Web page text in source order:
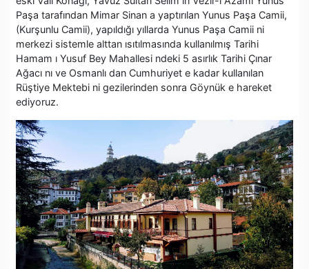
Paşa tarafından Mimar Sinan a yaptırılan Yunus Paşa Camii,
(Kurşunlu Camii), yapıldığı yıllarda Yunus Paşa Camii ni
merkezi sistemle alttan ısıtılmasında kullanılmış Tarihi
Hamam ı Yusuf Bey Mahallesi ndeki 5 asırlık Tarihi Çınar
Ağacı nı ve Osmanlı dan Cumhuriyet e kadar kullanılan
Rüştiye Mektebi ni gezilerinden sonra Göynük e hareket
ediyoruz.